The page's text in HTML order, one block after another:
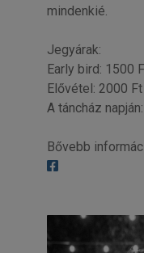
mindenkié.
Jegyárak:
Early bird: 1500
Elővétel: 2000 Ft
A táncház
Bővebb